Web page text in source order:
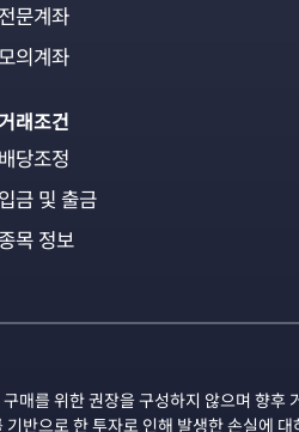
전문계좌
의계좌
거래조건
배당조정
입금 및 출금
목 정보
매를 위한 권장을 구성하지 않으며 향
반으로 한 투자로 인해 발생한 손실에